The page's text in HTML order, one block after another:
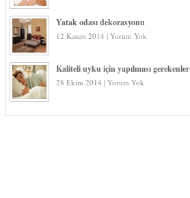
Yatak odası dekorasyonu
12 Kasım 2014 | Yorum Yok
Kaliteli uyku için yapılması gerekenler
28 Ekim 2014 | Yorum Yok